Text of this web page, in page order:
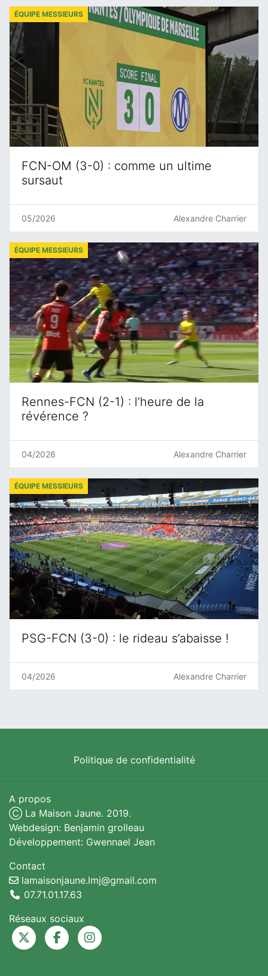
FCN-OM (3-0) : comme un ultime
sursaut
ÉQUIPE MESSIEURS
05/2026 Alexandre Charrier
Rennes-FCN (2-1) : l’heure de la
révérence ?
ÉQUIPE MESSIEURS
04/2026 Alexandre Charrier
PSG-FCN (3-0) : le rideau s’abaisse !
ÉQUIPE MESSIEURS
04/2026 Alexandre Charrier
Politique de confidentialité
A propos
Ⓒ La Maison Jaune. 2019.
Webdesign: Benjamin grolleau
Développement: Gwennael Jean
Contact
lamaisonjaune.lmj@gmail.com
07.71.01.17.63
Réseaux sociaux